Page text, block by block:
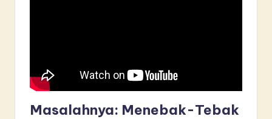
Masalahnya: Menebak-Tebak